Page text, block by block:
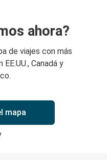
ahora?
de viajes con más
Canadá y
mapa